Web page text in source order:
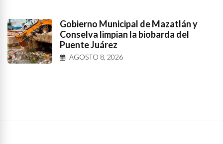
Gobierno Municipal de Mazatlán y
Conselva limpian la biobarda del
Puente Juárez
AGOSTO 8, 2026